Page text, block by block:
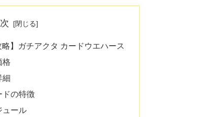
略】ガチアクタ カードウエハース
格
細
ドの特徴
ュール